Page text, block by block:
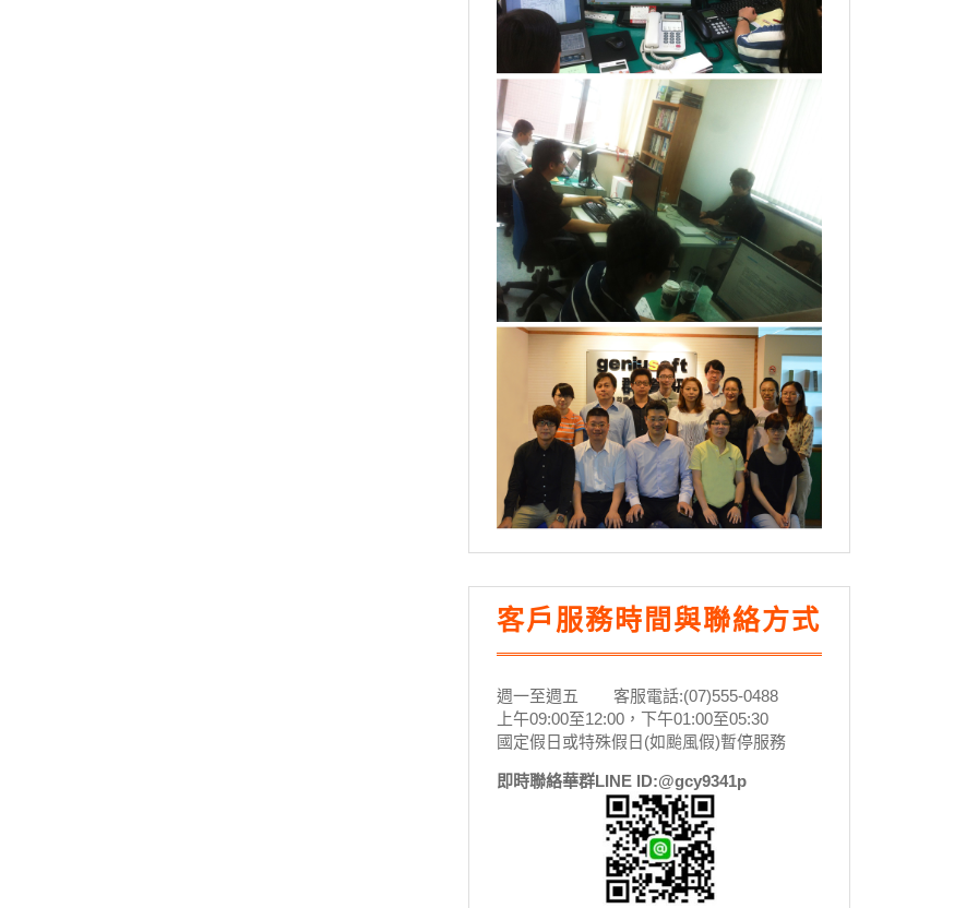
客戶服務時間與聯絡方式
週一至週五 客服電話:(07)555-0488
上午09:00至12:00，下午01:00至05:30
國定假日或特殊假日(如颱風假)暫停服務
即時聯絡華群LINE ID:@gcy9341p